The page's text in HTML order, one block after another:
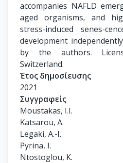
accompanies NAFLD
aged organisms, and
stress-induced senes-
development
by the authors.
Switzerland.
Έτος δημοσίευσης
2021
Συγγραφείς
Moustakas, I.I.
Katsarou, A.
Legaki, A.-I.
Pyrina, I.
Ntostoglou, K.